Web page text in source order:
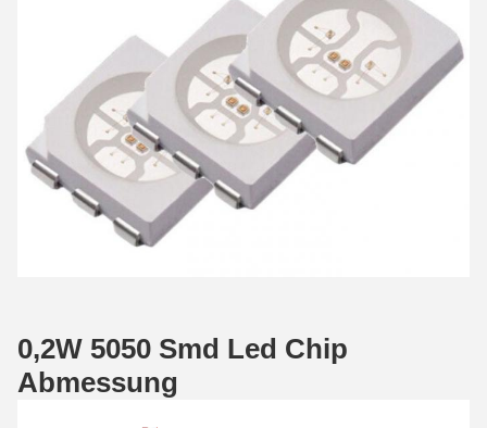
0,2W 5050 Smd Led Chip
Abmessung